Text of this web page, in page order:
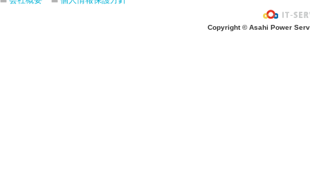
令和８年７月１７日（金）
Copyright © Asahi Power